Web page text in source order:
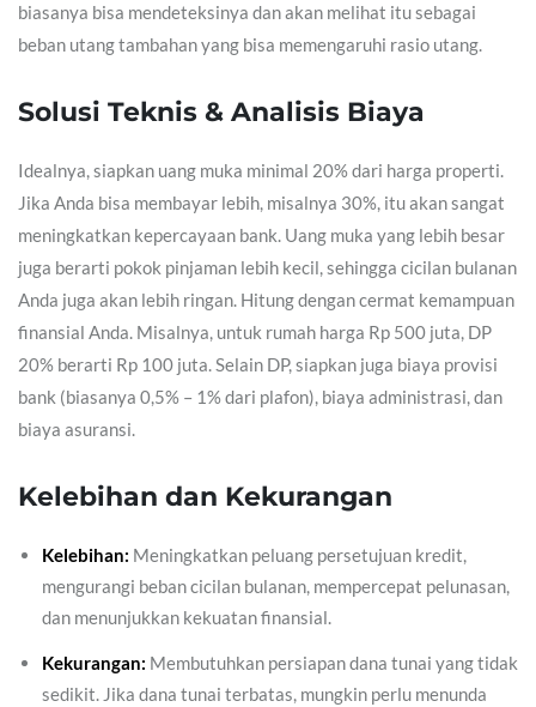
biasanya bisa mendeteksinya dan akan melihat itu sebagai
beban utang tambahan yang bisa memengaruhi rasio utang.
Solusi Teknis & Analisis Biaya
Idealnya, siapkan uang muka minimal 20% dari harga properti.
Jika Anda bisa membayar lebih, misalnya 30%, itu akan sangat
meningkatkan kepercayaan bank. Uang muka yang lebih besar
juga berarti pokok pinjaman lebih kecil, sehingga cicilan bulanan
Anda juga akan lebih ringan. Hitung dengan cermat kemampuan
finansial Anda. Misalnya, untuk rumah harga Rp 500 juta, DP
20% berarti Rp 100 juta. Selain DP, siapkan juga biaya provisi
bank (biasanya 0,5% – 1% dari plafon), biaya administrasi, dan
biaya asuransi.
Kelebihan dan Kekurangan
Kelebihan: Meningkatkan peluang persetujuan kredit,
mengurangi beban cicilan bulanan, mempercepat pelunasan,
dan menunjukkan kekuatan finansial.
Kekurangan: Membutuhkan persiapan dana tunai yang tidak
sedikit. Jika dana tunai terbatas, mungkin perlu menunda